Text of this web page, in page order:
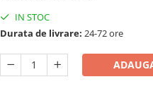
IN STOC
Durata de livrare: 24-72 ore